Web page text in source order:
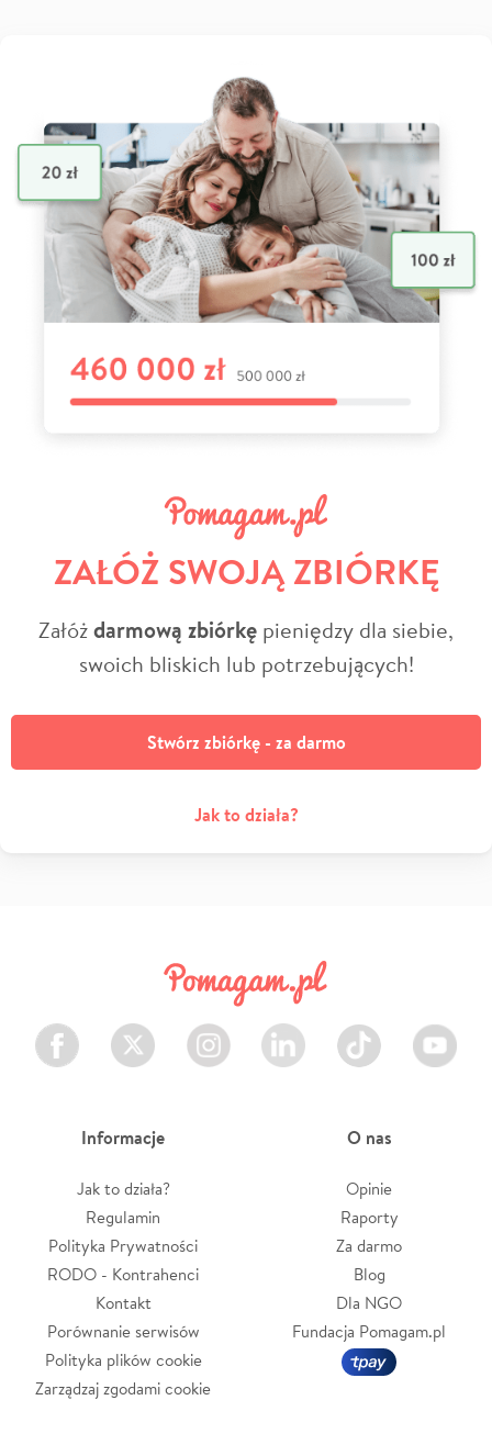
ZAŁÓŻ SWOJĄ ZBIÓRKĘ
Załóżdarmową zbiórkę pieniędzy dla siebie,
swoich bliskich lub potrzebujących!
Stwórz zbiórkę - za darmo
Jak to działa?
Facebook Twitter Instagram LinkedIn TikTok Youtube
Informacje
Jak to działa?
Regulamin
Polityka Prywatności
RODO - Kontrahenci
Kontakt
Porównanie serwisów
Polityka plików cookie
Zarządzaj zgodami cookie
O nas
Opinie
Raporty
Za darmo
Blog
Dla NGO
Fundacja Pomagam.pl